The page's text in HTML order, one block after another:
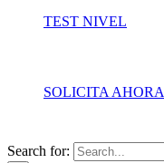
TEST NIVEL
SOLICITA AHORA
Search for: